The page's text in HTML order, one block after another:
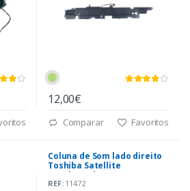
12,00€
Comparar Favoritos
Coluna de Som lado direito
Toshiba Satellite
A205|A215|A200
(PK230006R10)
REF:11472